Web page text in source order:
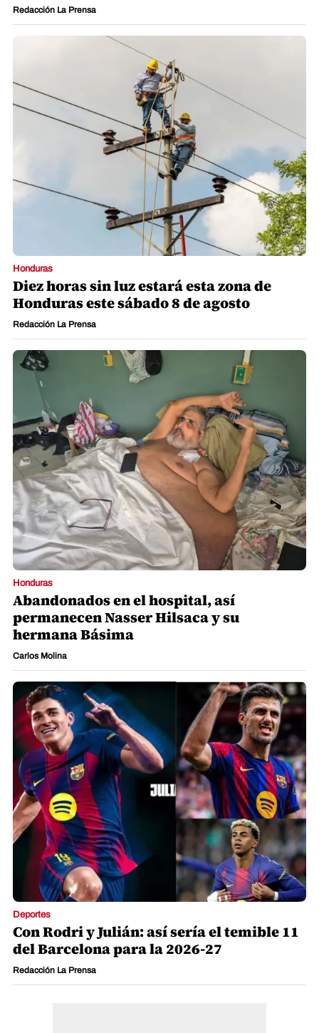
Redacción La Prensa
Honduras
Diez horas sin luz estará esta zona de
Honduras este sábado 8 de agosto
Redacción La Prensa
Honduras
Abandonados en el hospital, así
permanecen Nasser Hilsaca y su
hermana Básima
Carlos Molina
Deportes
Con Rodri y Julián: así sería el temible 11
del Barcelona para la 2026-27
Redacción La Prensa